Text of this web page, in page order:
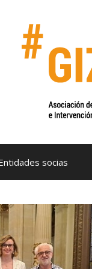
socias